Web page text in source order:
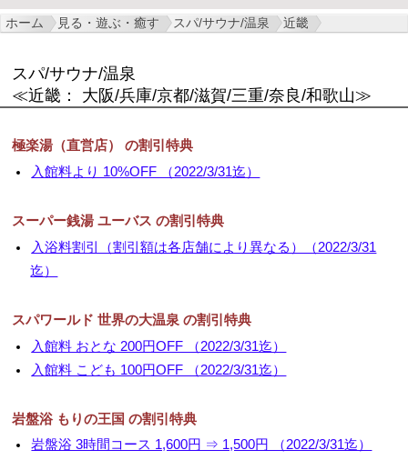
▼
ホーム 見る・遊ぶ・癒す スパ/サウナ/温泉 近畿
スパ/サウナ/温泉
≪近畿： 大阪/兵庫/京都/滋賀/三重/奈良/和歌山≫
極楽湯（直営店） の割引特典
入館料より 10%OFF （2022/3/31迄）
スーパー銭湯 ユーバス の割引特典
入浴料割引（割引額は各店舗により異なる）（2022/3/31
迄）
スパワールド 世界の大温泉 の割引特典
入館料 おとな 200円OFF （2022/3/31迄）
入館料 こども 100円OFF （2022/3/31迄）
岩盤浴 もりの王国 の割引特典
岩盤浴 3時間コース 1,600円 ⇒ 1,500円 （2022/3/31迄）